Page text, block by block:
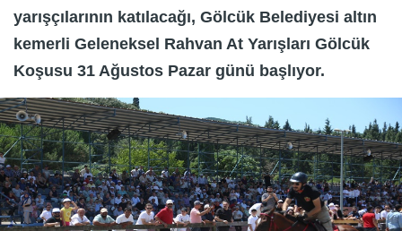
yarışçılarının katılacağı, Gölcük Belediyesi altın
kemerli Geleneksel Rahvan At Yarışları Gölcük
Koşusu 31 Ağustos Pazar günü başlıyor.